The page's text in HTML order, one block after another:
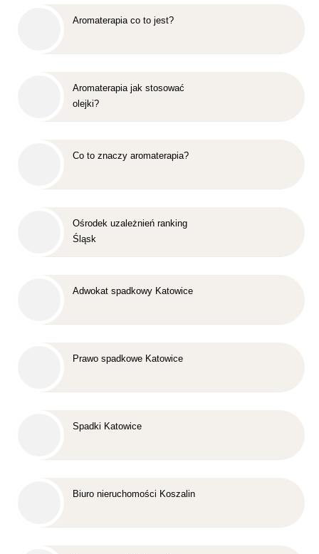
Aromaterapia co to jest?
Aromaterapia jak stosować
olejki?
Co to znaczy aromaterapia?
Ośrodek uzależnień ranking
Śląsk
Adwokat spadkowy Katowice
Prawo spadkowe Katowice
Spadki Katowice
Biuro nieruchomości Koszalin